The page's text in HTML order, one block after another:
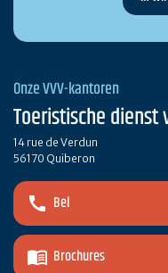
Onze VVV-kantoren
Toeristische dienst
14 rue de Verdun
56170 Quiberon
Bel
Brochures